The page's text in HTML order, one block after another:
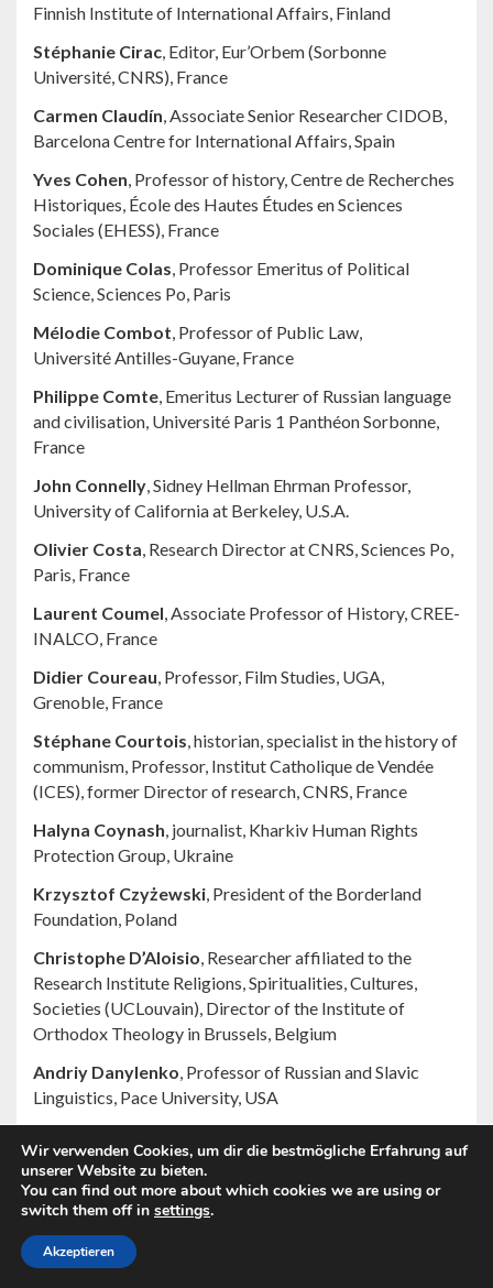
Finnish Institute of International Affairs, Finland
Stéphanie Cirac, Editor, Eur’Orbem (Sorbonne
Université, CNRS), France
Carmen Claudín, Associate Senior Researcher CIDOB,
Barcelona Centre for International Affairs, Spain
Yves Cohen, Professor of history, Centre de Recherches
Historiques, École des Hautes Études en Sciences
Sociales (EHESS), France
Dominique Colas, Professor Emeritus of Political
Science, Sciences Po, Paris
Mélodie Combot, Professor of Public Law,
Université Antilles-Guyane, France
Philippe Comte, Emeritus Lecturer of Russian language
and civilisation, Université Paris 1 Panthéon Sorbonne,
France
John Connelly, Sidney Hellman Ehrman Professor,
University of California at Berkeley, U.S.A.
Olivier Costa, Research Director at CNRS, Sciences Po,
Paris, France
Laurent Coumel, Associate Professor of History, CREE-
INALCO, France
Didier Coureau, Professor, Film Studies, UGA,
Grenoble, France
Stéphane Courtois, historian, specialist in the history of
communism, Professor, Institut Catholique de Vendée
(ICES), former Director of research, CNRS, France
Halyna Coynash, journalist, Kharkiv Human Rights
Protection Group, Ukraine
Krzysztof Czyżewski, President of the Borderland
Foundation, Poland
Christophe D’Aloisio, Researcher affiliated to the
Research Institute Religions, Spiritualities, Cultures,
Societies (UCLouvain), Director of the Institute of
Orthodox Theology in Brussels, Belgium
Andriy Danylenko, Professor of Russian and Slavic
Linguistics, Pace University, USA
Strategic Studies, Italy
Julia David, Associate Member of the Institute of
Modern and Contemporary History (CNRS/ENS), France
Franziska Davies
Wir verwenden Cookies, um dir die bestmögliche Erfahrung auf
unserer Website zu bieten.
You can find out more about which cookies we are using or
switch them off in settings.
Akzeptieren